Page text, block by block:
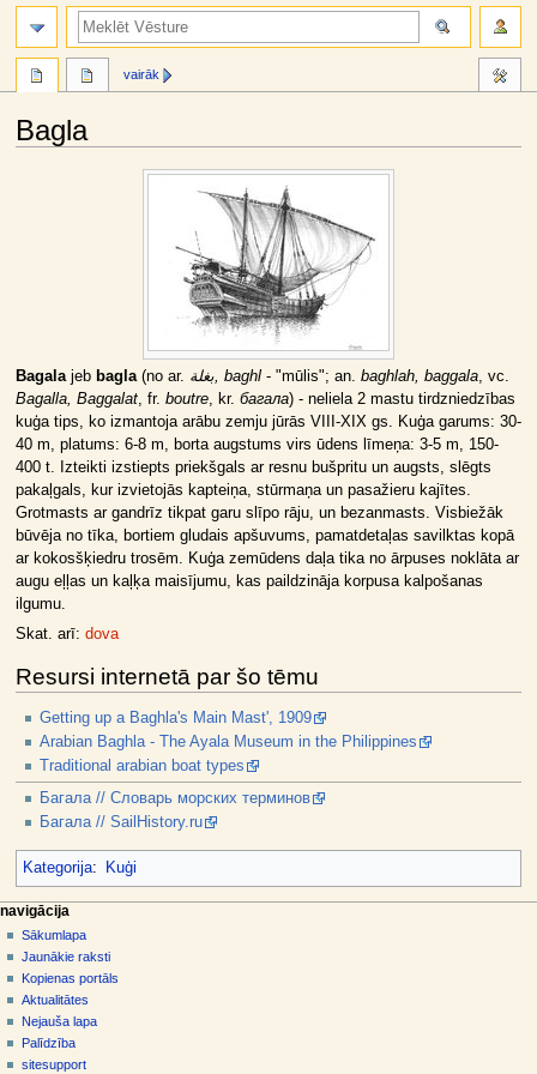
Bagla
Bagalajeb bagla(no ar. بغلة, baghl- "mūlis"; an. baghlah, baggala, vc.
Bagalla, Baggalat, fr. boutre, kr. багала) - neliela 2 mastu tirdzniedzības
kuģa tips, ko izmantoja arābu zemju jūrās VIII-XIX gs. Kuģa garums: 30-
40 m, platums: 6-8 m, borta augstums virs ūdens līmeņa: 3-5 m, 150-
400 t. Izteikti izstiepts priekšgals ar resnu bušpritu un augsts, slēgts
pakaļgals, kur izvietojās kapteiņa, stūrmaņa un pasažieru kajītes.
Grotmasts ar gandrīz tikpat garu slīpo rāju, un bezanmasts. Visbiežāk
būvēja no tīka, bortiem gludais apšuvums, pamatdetaļas savilktas kopā
ar kokosšķiedru trosēm. Kuģa zemūdens daļa tika no ārpuses noklāta ar
augu eļļas un kaļķa maisījumu, kas paildzināja korpusa kalpošanas
ilgumu.
Skat. arī: dova
Resursi internetā par šo tēmu
Getting up a Baghla's Main Mast', 1909
Arabian Baghla - The Ayala Museum in the Philippines
Traditional arabian boat types
Багала // Словарь морских терминов
Багала // SailHistory.ru
Kategorija: Kuģi
N
a
v
g
ā
lapas darbības
raksts
diskusija
skatīt
aplūkot
kodu
vēsture
vairāk
dalībnieka rīki
pieslēgties
navigācija
Sākumlapa
Jaunākie raksti
Kopienas portāls
Aktualitātes
Nejauša lapa
Palīdzība
sitesupport
meklēt